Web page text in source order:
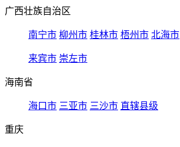
广西壮族自治区
南宁市 柳州市 桂林市 梧州市 北海市
来宾市 崇左市
海南省
海口市 三亚市 三沙市 直辖县级
重庆